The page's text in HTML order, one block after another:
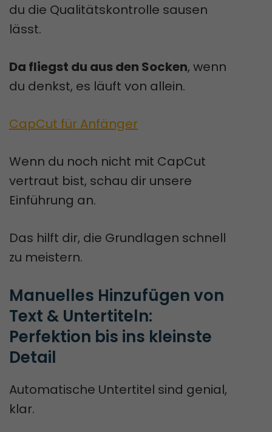
du die Qualitätskontrolle sausen
lässt.
Da fliegst du aus den Socken, wenn
du denkst, es läuft von allein.
CapCut für Anfänger
Wenn du noch nicht mit CapCut
vertraut bist, schau dir unsere
Einführung an.
Das hilft dir, die Grundlagen schnell
zu meistern.
Manuelles Hinzufügen von
Text & Untertiteln:
Perfektion bis ins kleinste
Detail
Automatische Untertitel sind genial,
klar.